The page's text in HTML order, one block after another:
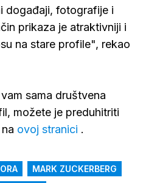
događaji, fotografije i
prikaza je atraktivniji i
na stare profile", rekao
sama društvena
možete je preduhitriti
ovoj stranici .
MARK ZUCKERBERG